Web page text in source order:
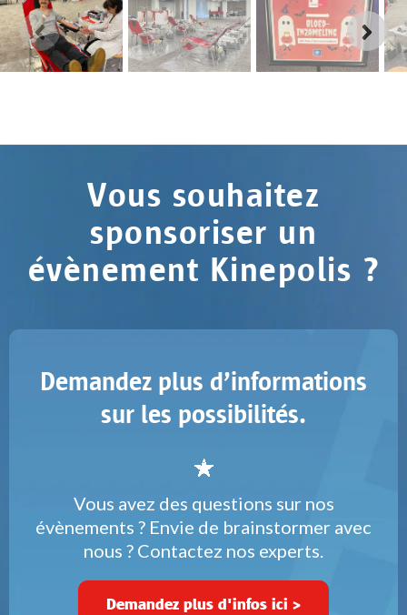
Vous souhaitez
sponsoriser un
évènement Kinepolis ?
Demandez plus d’informations
sur les possibilités.
Vous avez des questions sur nos
évènements ? Envie de brainstormer avec
nous ? Contactez nos experts.
Demandez plus d'infos ici >